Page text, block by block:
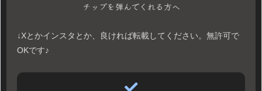
チップを弾んでくれる方へ
↓Xとかインスタとか、良ければ転載してください。無許可で
OKです♪